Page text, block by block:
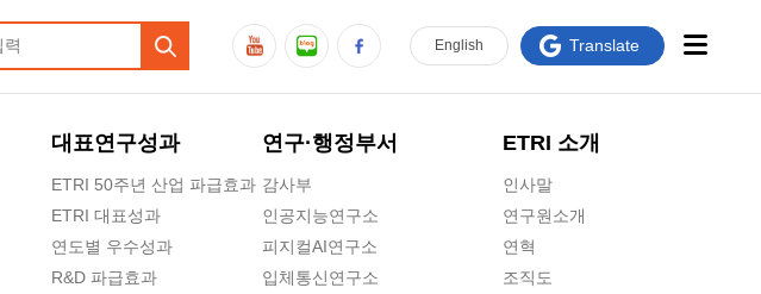
대표연구성과
ETRI 50주년 산업 파급효과
ETRI 대표성과
연도별 우수성과
R&D 파급효과
연구·행정부서
감사부
인공지능연구소
피지컬AI연구소
입체통신연구소
ETRI 소개
인사말
연구원소개
연혁
조직도
English Translate